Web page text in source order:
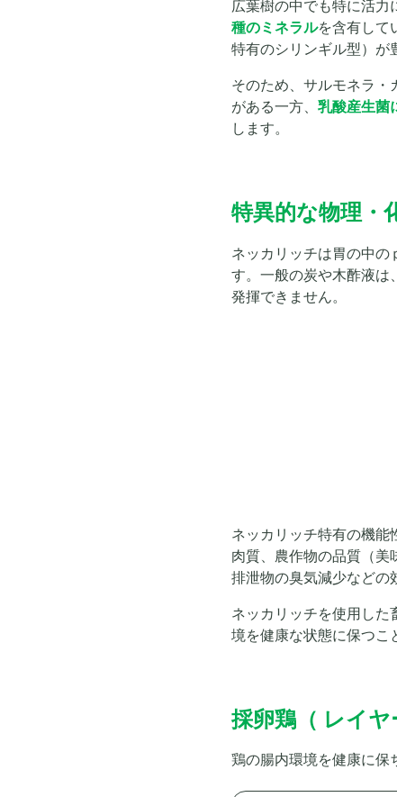
広葉樹の中でも特に活力
種のミネラルを含有して
特有のシリンギル型）が
そのため、サルモネラ
がある一方、 乳酸産生菌
します。
特異的な物理・
ネッカリッチは胃の中の
す。一般の炭や木酢液は
発揮できません。
ネッカリッチ特有の機
肉質、農作物の品質（美
排泄物の臭気減少などの
ネッカリッチを使用した
境を健康な状態に保つこ
採卵鶏（ レイヤ
鶏の腸内環境を健康に保